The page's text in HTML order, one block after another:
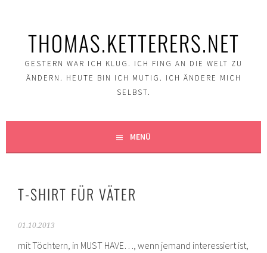
THOMAS.KETTERERS.NET
GESTERN WAR ICH KLUG. ICH FING AN DIE WELT ZU
ÄNDERN. HEUTE BIN ICH MUTIG. ICH ÄNDERE MICH
SELBST.
MENÜ
T-SHIRT FÜR VÄTER
01.10.2013
mit Töchtern, in MUST HAVE…, wenn jemand interessiert ist,